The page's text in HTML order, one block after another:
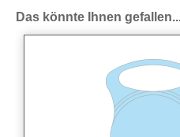
Produktgalerie überspringen
Das könnte Ihnen